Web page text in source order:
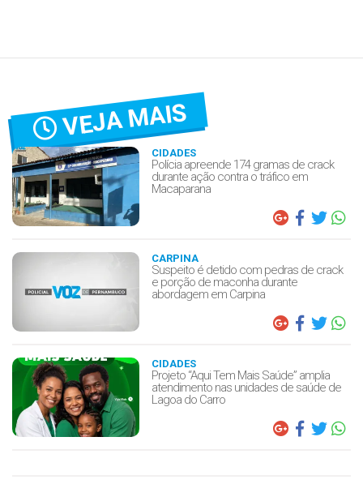
VEJA MAIS
CIDADES
Polícia apreende 174 gramas de crack
durante ação contra o tráfico em
Macaparana
CARPINA
Suspeito é detido com pedras de crack
e porção de maconha durante
abordagem em Carpina
CIDADES
Projeto “Aqui Tem Mais Saúde” amplia
atendimento nas unidades de saúde de
Lagoa do Carro